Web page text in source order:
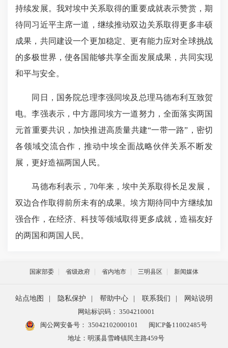
持续发展。我对埃中关系取得的重要成就表示赞赏，期
待同习近平主席一道，继续推动双边关系取得更多丰硕
成果，共同建设一个更加稳定、更有能力应对全球挑战
的多极世界，使各国能够共享全面发展成果，共同实现
和平与安全。
同日，国务院总理李强同埃及总理马德布利互致贺
电。李强表示，中方愿同埃方一道努力，全面落实两国
元首重要共识，加快推进高质量共建“一带一路”，密切
各领域交流合作，推动中埃全面战略伙伴关系不断发
展，更好造福两国人民。
马德布利表示，70年来，埃中关系取得长足发展，
双边合作取得前所未有的成果。埃方期待同中方继续加
强合作，在经济、科技等领域取得更多成就，造福友好
的两国和两国人民。
国家部委 省级政府 省内地市 三明县区 新闻媒体
站点地图 隐私保护 帮助中心 联系我们
网站说明
网站标识码： 3504210001
闽公网安备号： 35042102000101
闽ICP备11002485号
地址：明溪县雪峰镇民主路459号